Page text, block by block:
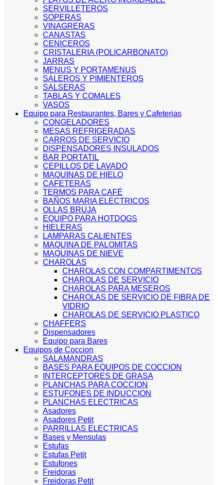
SERVILLETEROS
SOPERAS
VINAGRERAS
CANASTAS
CENICEROS
CRISTALERIA (POLICARBONATO)
JARRAS
MENUS Y PORTAMENUS
SALEROS Y PIMIENTEROS
SALSERAS
TABLAS Y COMALES
VASOS
Equipo para Restaurantes, Bares y Cafeterias
CONGELADORES
MESAS REFRIGERADAS
CARROS DE SERVICIO
DISPENSADORES INSULADOS
BAR PORTATIL
CEPILLOS DE LAVADO
MAQUINAS DE HIELO
CAFETERAS
TERMOS PARA CAFÉ
BAÑOS MARIA ELECTRICOS
OLLAS BRUJA
EQUIPO PARA HOTDOGS
HIELERAS
LAMPARAS CALIENTES
MAQUINA DE PALOMITAS
MAQUINAS DE NIEVE
CHAROLAS
CHAROLAS CON COMPARTIMENTOS
CHAROLAS DE SERVICIO
CHAROLAS PARA MESEROS
CHAROLAS DE SERVICIO DE FIBRA DE
VIDRIO
CHAROLAS DE SERVICIO PLASTICO
CHAFFERS
Dispensadores
Equipo para Bares
Equipos de Coccion
SALAMANDRAS
BASES PARA EQUIPOS DE COCCION
INTERCEPTORES DE GRASA
PLANCHAS PARA COCCION
ESTUFONES DE INDUCCION
PLANCHAS ELECTRICAS
Asadores
Asadores Petit
PARRILLAS ELECTRICAS
Bases y Mensulas
Estufas
Estufas Petit
Estufones
Freidoras
Freidoras Petit